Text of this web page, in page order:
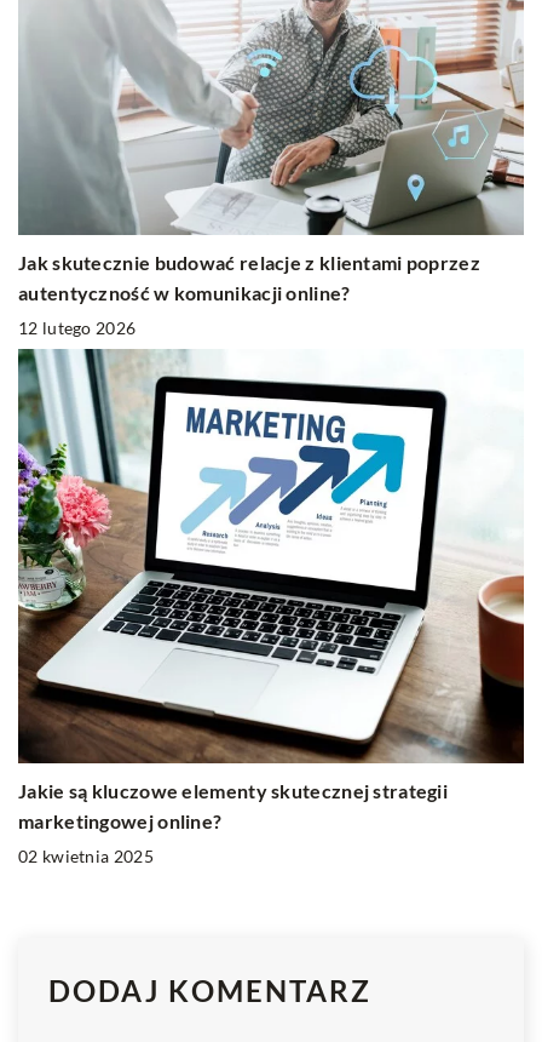
Jak skutecznie budować relacje z klientami poprzez
autentyczność w komunikacji online?
12 lutego 2026
Jakie są kluczowe elementy skutecznej strategii
marketingowej online?
02 kwietnia 2025
DODAJ KOMENTARZ